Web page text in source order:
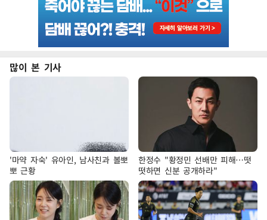
많이 본 기사
'마약 자숙' 유아인, 남사친과 볼뽀
뽀 근황
한정수 "황정민 선배만 피해…떳
떳하면 신분 공개하라"